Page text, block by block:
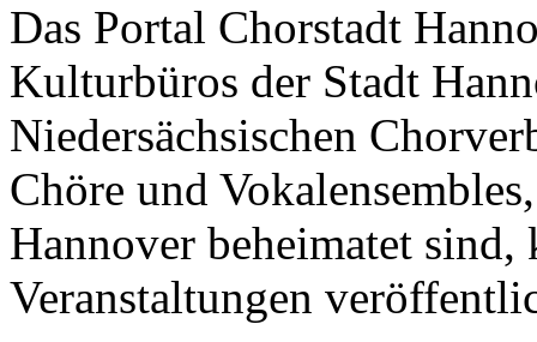
Das Portal Chorstadt
Kulturbüros der Stadt
Niedersächsischen
Chöre und
Hannover beheimatet sind,
Veranstaltungen